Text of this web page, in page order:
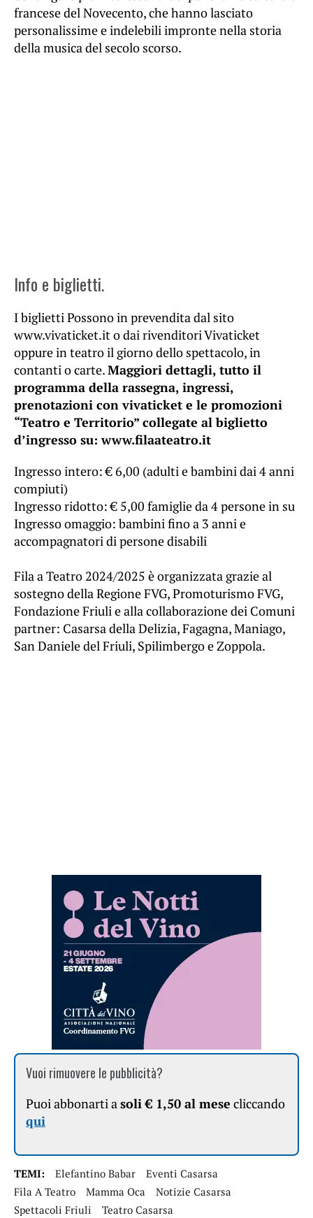
francese del Novecento, che hanno lasciato
personalissime e indelebili impronte nella storia
della musica del secolo scorso.
Info e biglietti.
I biglietti Possono in prevendita dal sito
www.vivaticket.it o dai rivenditori Vivaticket
oppure in teatro il giorno dello spettacolo, in
contanti o carte.Maggiori dettagli, tutto il
programma della rassegna, ingressi,
prenotazioni con vivaticket e le promozioni
“Teatro e Territorio” collegate al biglietto
d’ingresso su: www.filaateatro.it
Ingresso intero: € 6,00 (adulti e bambini dai 4 anni
compiuti)
Ingresso ridotto: € 5,00 famiglie da 4 persone in su
Ingresso omaggio: bambini fino a 3 anni e
accompagnatori di persone disabili
Fila a Teatro 2024/2025 è organizzata grazie al
sostegno della Regione FVG, Promoturismo FVG,
Fondazione Friuli e alla collaborazione dei Comuni
partner: Casarsa della Delizia, Fagagna, Maniago,
San Daniele del Friuli, Spilimbergo e Zoppola.
Vuoi rimuovere le pubblicità?
Puoi abbonarti asoli € 1,50 al mese cliccando
qui
TEMI: Elefantino Babar
Eventi Casarsa
Fila A Teatro
Mamma Oca
Notizie Casarsa
Spettacoli Friuli
Teatro Casarsa